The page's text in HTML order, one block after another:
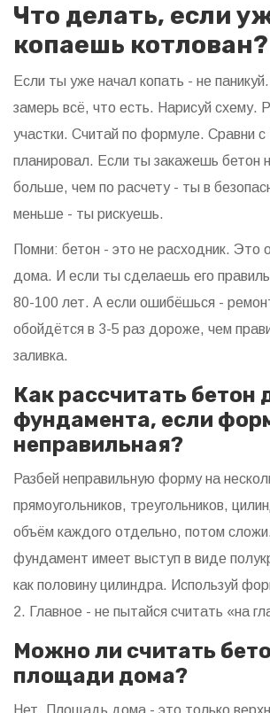
Что делать, если
копаешь котлован?
Если ты уже начал копать - не
замерь всё, что есть. Нарисуй схему.
участки. Считай по формуле. Сравни
планировал. Если ты закажешь бетон
больше, чем по расчету - ты в
меньше - ты рискуешь.
Помни: бетон - это не расходник. Это
дома. И если ты сделаешь его
80-100 лет. А если ошибёшься -
обойдётся в 3-5 раз дороже, чем
заливка.
Как рассчитать бетон
фундамента, если
неправильная?
Разбей неправильную форму на
прямоугольников, треугольников,
объём каждого отдельно, потом
фундамент имеет выступ в виде
как половину цилиндра. Используй
2. Главное - не пытайся считать «на
Можно ли считать
площади дома?